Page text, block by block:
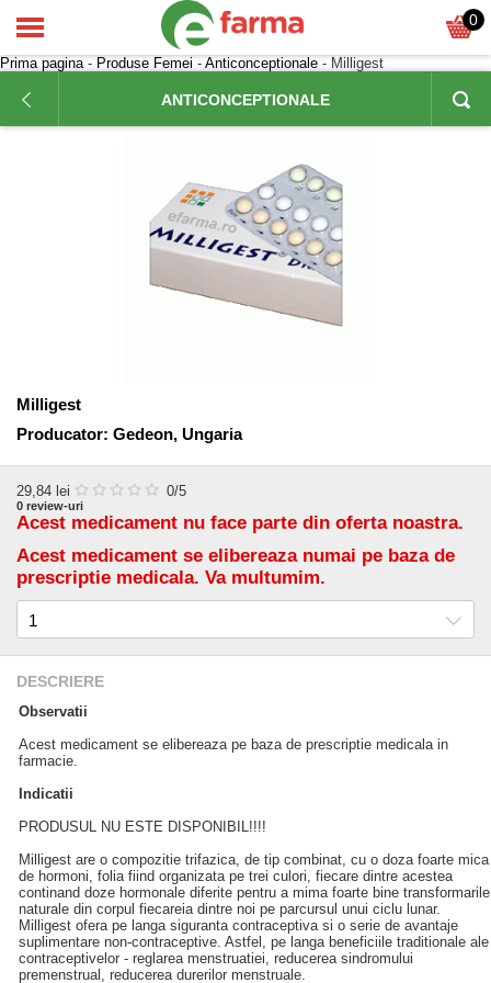
0
Prima pagina- Produse Femei - Anticonceptionale - Milligest
ANTICONCEPTIONALE
Milligest
Producator: Gedeon, Ungaria
29,84 lei 0/5
0 review-uri
Acest medicament nu face parte din oferta noastra.
Acest medicament se elibereaza numai pe baza de
prescriptie medicala. Va multumim.
DESCRIERE
Observatii
Acest medicament se elibereaza pe baza de prescriptie medicala in
farmacie.
Indicatii
PRODUSUL NU ESTE DISPONIBIL!!!!
Milligest are o compozitie trifazica, de tip combinat, cu o doza foarte mica
de hormoni, folia fiind organizata pe trei culori, fiecare dintre acestea
continand doze hormonale diferite pentru a mima foarte bine transformarile
naturale din corpul fiecareia dintre noi pe parcursul unui ciclu lunar.
Milligest ofera pe langa siguranta contraceptiva si o serie de avantaje
suplimentare non-contraceptive. Astfel, pe langa beneficiile traditionale ale
contraceptivelor - reglarea menstruatiei, reducerea sindromului
premenstrual, reducerea durerilor menstruale.